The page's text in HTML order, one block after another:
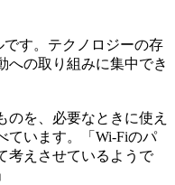
す。テクノロジーの存
への取り組みに集中でき
のを、必要なときに使え
ています。「Wi-Fiのパ
考えさせているようで